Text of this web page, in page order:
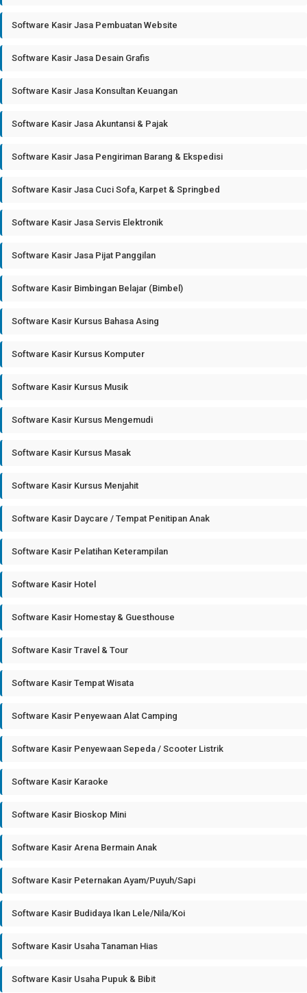
Software Kasir Jasa Pembuatan Website
Software Kasir Jasa Desain Grafis
Software Kasir Jasa Konsultan Keuangan
Software Kasir Jasa Akuntansi & Pajak
Software Kasir Jasa Pengiriman Barang & Ekspedisi
Software Kasir Jasa Cuci Sofa, Karpet & Springbed
Software Kasir Jasa Servis Elektronik
Software Kasir Jasa Pijat Panggilan
Software Kasir Bimbingan Belajar (Bimbel)
Software Kasir Kursus Bahasa Asing
Software Kasir Kursus Komputer
Software Kasir Kursus Musik
Software Kasir Kursus Mengemudi
Software Kasir Kursus Masak
Software Kasir Kursus Menjahit
Software Kasir Daycare / Tempat Penitipan Anak
Software Kasir Pelatihan Keterampilan
Software Kasir Hotel
Software Kasir Homestay & Guesthouse
Software Kasir Travel & Tour
Software Kasir Tempat Wisata
Software Kasir Penyewaan Alat Camping
Software Kasir Penyewaan Sepeda / Scooter Listrik
Software Kasir Karaoke
Software Kasir Bioskop Mini
Software Kasir Arena Bermain Anak
Software Kasir Peternakan Ayam/Puyuh/Sapi
Software Kasir Budidaya Ikan Lele/Nila/Koi
Software Kasir Usaha Tanaman Hias
Software Kasir Usaha Pupuk & Bibit